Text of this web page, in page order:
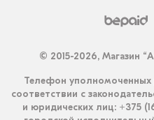
© 2015-2026, Магазин
Телефон уполномоченных
соответствии с
и юридических лиц: +375